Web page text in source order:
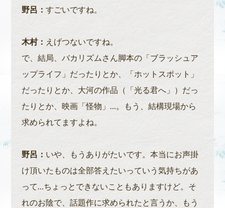
野呂： すごいですね。
木村： えげつないですね。
で、結局、バカリズムさん脚本の「ブラッシュア
ップライフ」だったりとか、「ホットスポット」
だったりとか、大河の作品（「光る君へ」）だっ
たりとか、映画「怪物」…。もう、結構現場から
求められてますよね。
野呂： いや、もうありがたいです。本当にお声掛
け頂いたものは全部答えたいっていう気持ちがあ
って…ちょっとできないこともありますけど。そ
れのお陰で、話題作に求められたと言うか、もう